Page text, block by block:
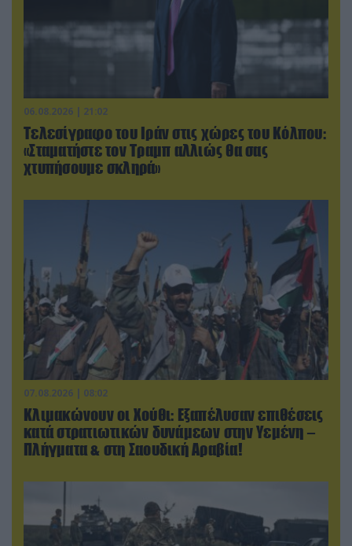
06.08.2026 | 21:02
Τελεσίγραφο του Ιράν στις χώρες του Κόλπου:
«Σταματήστε τον Τραμπ αλλιώς θα σας
χτυπήσουμε σκληρά»
07.08.2026 | 08:02
Κλιμακώνουν οι Χούθι: Eξαπέλυσαν επιθέσεις
κατά στρατιωτικών δυνάμεων στην Υεμένη –
Πλήγματα & στη Σαουδική Αραβία!